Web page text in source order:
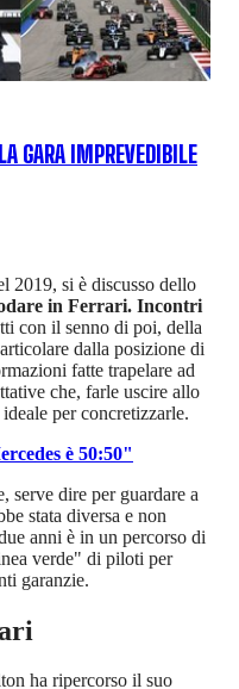
GARA IMPREVEDIBILE
2019, si è discusso dello
in Ferrari. Incontri
con il senno di poi, della
dalla posizione di
fatte trapelare ad
che, farle uscire allo
per concretizzarle.
è 50:50"
serve dire per guardare a
stata diversa e non
anni è in un percorso di
verde" di piloti per
garanzie.
ha ripercorso il suo